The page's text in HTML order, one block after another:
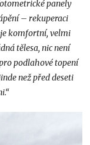
panely
– rekuperaci
komfortní, velmi
tělesa, nic není
podlahové topení
než před deseti